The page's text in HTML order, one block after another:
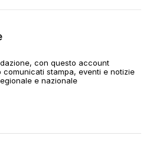
con questo account
comunicati stampa, eventi e notizie
e nazionale